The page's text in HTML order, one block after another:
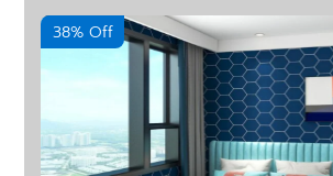
38% Off